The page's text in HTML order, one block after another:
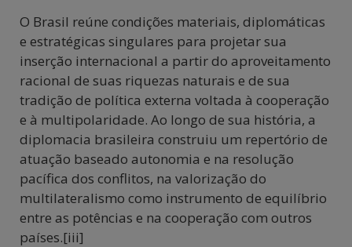
O Brasil reúne condições materiais, diplomáticas
e estratégicas singulares para projetar sua
inserção internacional a partir do aproveitamento
racional de suas riquezas naturais e de sua
tradição de política externa voltada à cooperação
e à multipolaridade. Ao longo de sua história, a
diplomacia brasileira construiu um repertório de
atuação baseado autonomia e na resolução
pacífica dos conflitos, na valorização do
multilateralismo como instrumento de equilíbrio
entre as potências e na cooperação com outros
países.[iii]